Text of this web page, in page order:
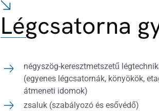
Légcsatorna
négyszög-keresztmetszetű
(egyenes légcsatornák, könyökök,
átmeneti idomok)
zsaluk (szabályozó és esővédő)